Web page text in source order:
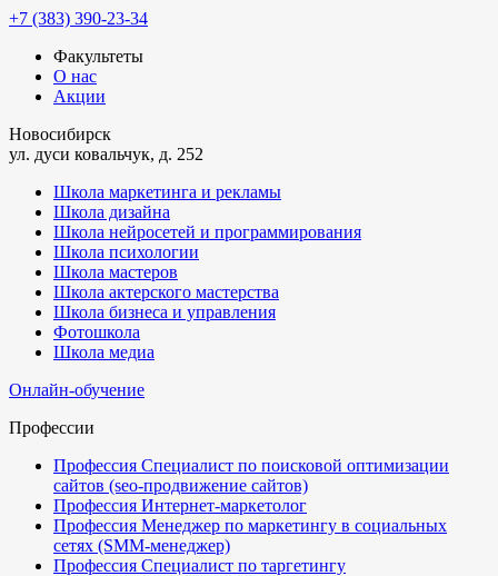
+7 (383) 390-23-34
Факультеты
О нас
Акции
Новосибирск
ул. дуси ковальчук, д. 252
Школа маркетинга и рекламы
Школа дизайна
Школа нейросетей и программирования
Школа психологии
Школа мастеров
Школа актерского мастерства
Школа бизнеса и управления
Фотошкола
Школа медиа
Онлайн-обучение
Профессии
Профессия Специалист по поисковой оптимизации
сайтов (seo-продвижение сайтов)
Профессия Интернет-маркетолог
Профессия Менеджер по маркетингу в социальных
сетях (SMM-менеджер)
Профессия Специалист по таргетингу